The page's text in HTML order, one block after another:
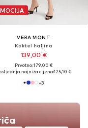
VERA MONT
Koktel haljina
139,00 €
Prvotno: 179,00 €
najniža cijena:125,10 €
+3